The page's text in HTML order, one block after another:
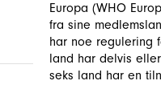
Europa (WHO
fra sine
har noe regulering
land har delvis
seks land har en